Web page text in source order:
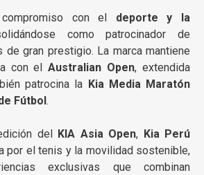
con el deporte y la
como patrocinador de
gran prestigio. La marca mantiene
con elAustralian Open, extendida
patrocina la Kia Media Maratón
Fútbol .
del KIA Asia Open, Kia Perú
por el tenis y la movilidad sostenible,
exclusivas que combinan